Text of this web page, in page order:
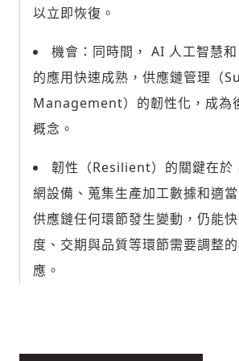
以立即恢復。
機會：同時間， AI 人工智慧
的應用快速成熟，供應鏈管理（
Management）的韌性化，成為
概念。
韌性（Resilient）的關鍵在於
網設備、蒐集生產加工數據和適
供應鏈任何環節發生變動，仍能
度、交期與品質等環節需要調整
應。